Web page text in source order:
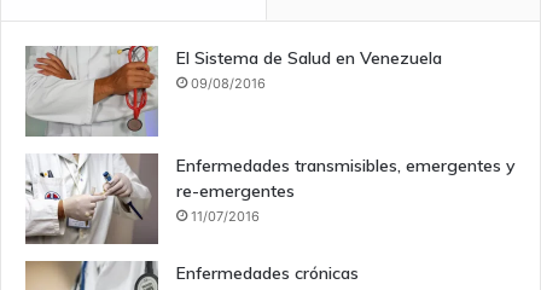
El Sistema de Salud en Venezuela
09/08/2016
Enfermedades transmisibles, emergentes y
re-emergentes
11/07/2016
Enfermedades crónicas